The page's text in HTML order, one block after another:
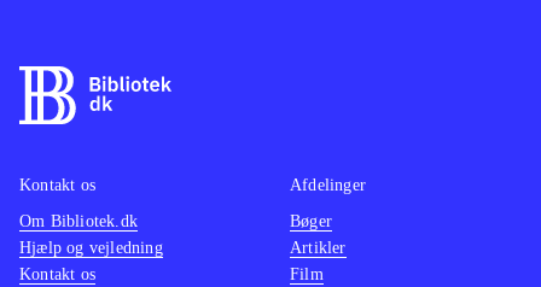
Kontakt os
Om Bibliotek.dk
Hjælp og vejledning
Kontakt os
Afdelinger
Bøger
Artikler
Film